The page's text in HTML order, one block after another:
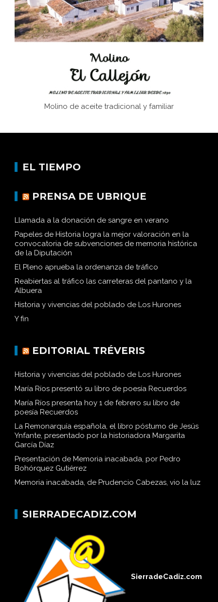
afán de saber a la autogestión
Historia y vivencias del poblado de Los Hurones
Molino de aceite tradicional y familiar
EL TIEMPO
PRENSA DE UBRIQUE
Llamada a la donación de sangre en verano
Papeles de Historia logra la mejor valoración en la
convocatoria de subvenciones de memoria histórica
de la Diputación
El Pleno aprueba la ordenanza de tráfico
Reabiertas al tráfico las carreteras del pantano y la
Albuera
Historia y vivencias del poblado de Los Hurones
Y fin
EDITORIAL TRÉVERIS
Historia y vivencias del poblado de Los Hurones
María Ríos presentó su libro de poesía Recuerdos
María Ríos presenta hoy 1 de febrero su libro de
poesía Recuerdos
La Remonarquía española, el libro póstumo de Jesús
Ynfante, presentado por la historiadora Margarita
García Díaz
Presentación de Memoria inacabada, por Pedro
Bohórquez Gutiérrez
Memoria inacabada, de Prudencio Cabezas, vio la luz
SIERRADECADIZ.COM
SierradeCadiz.com